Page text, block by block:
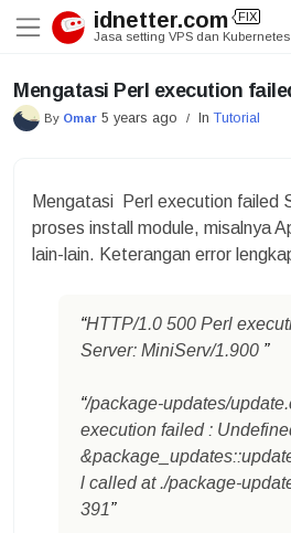
idnetter.com FIX
Jasa setting VPS dan Kubernetes
Mengatasi Perl execution
By Omar 5 years ago / InTutorial
Mengatasi Perl execution failed
proses install module, misalnya
lain-lain. Keterangan error
HTTP/1.0 500 Perl
Server: MiniServ/1.900
/package-updates/
execution failed :
l called at ./package-
391